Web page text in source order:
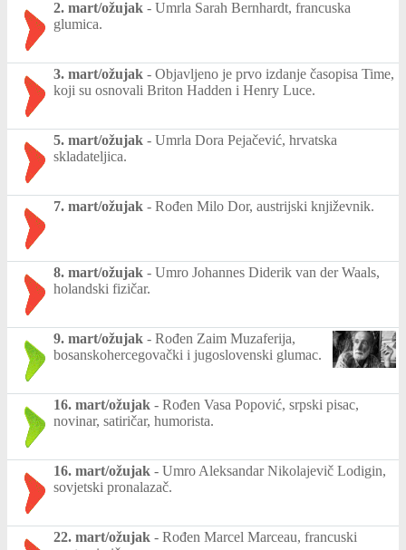
2. mart/ožujak - Umrla Sarah Bernhardt, francuska
glumica.
3. mart/ožujak - Objavljeno je prvo izdanje časopisa Time,
koji su osnovali Briton Hadden i Henry Luce.
5. mart/ožujak - Umrla Dora Pejačević, hrvatska
skladateljica.
7. mart/ožujak - Rođen Milo Dor, austrijski književnik.
8. mart/ožujak - Umro Johannes Diderik van der Waals,
holandski fizičar.
9. mart/ožujak - Rođen Zaim Muzaferija,
bosanskohercegovački i jugoslovenski glumac.
16. mart/ožujak - Rođen Vasa Popović, srpski pisac,
novinar, satiričar, humorista.
16. mart/ožujak - Umro Aleksandar Nikolajevič Lodigin,
sovjetski pronalazač.
22. mart/ožujak - Rođen Marcel Marceau, francuski